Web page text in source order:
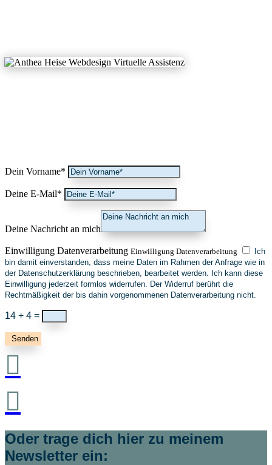
Dein Vorname*
Deine E-Mail*
Deine Nachricht an mich
Einwilligung Datenverarbeitung Einwilligung Datenverarbeitung
Ich
bin damit einverstanden, dass meine Daten im Rahmen der Anfrage wie in
der Datenschutzerklärung beschrieben, bearbeitet werden. Ich kann diese
Einwilligung jederzeit formlos widerrufen. Der Widerruf berührt die
Rechtmäßigkeit der bis dahin vorgenommenen Datenverarbeitung nicht.
14 + 4 =
Senden


Oder trage dich hier zu meinem
Newsletter ein: